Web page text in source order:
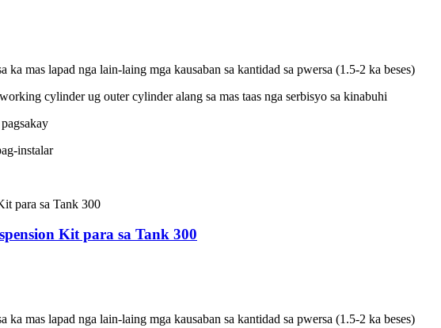
mas lapad nga lain-laing mga kausaban sa kantidad sa pwersa (1.5-2 ka beses)
cylinder ug outer cylinder alang sa mas taas nga serbisyo sa kinabuhi
instalar
Kit para sa Tank 300
mas lapad nga lain-laing mga kausaban sa kantidad sa pwersa (1.5-2 ka beses)